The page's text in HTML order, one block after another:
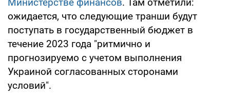
ожидается, что следующие транши будут
поступать в государственный бюджет в
течение 2023 года "ритмично и
прогнозируемо с учетом выполнения
Украиной согласованных сторонами
условий".